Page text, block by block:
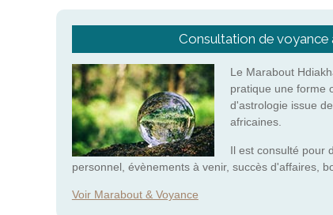
Consultation de voyance
Le Marabout
pratique une forme
d'astrologie issue
africaines.
Il est consulté pour
personnel, évènements à venir, succès d'affaires,
Voir Marabout & Voyance